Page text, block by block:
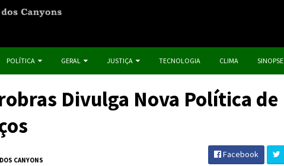
POLÍTICA GERAL JUSTIÇA TECNOLOGIA CLIMA SINOPSE
Divulga Nova Política de
CANYONS
Facebook